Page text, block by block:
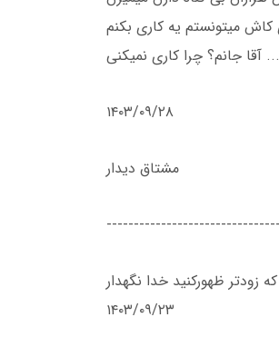
جانم؟ چرا کاری نمیکنی
۱۴۰۳/۰۹/۲۸
مشتاق دیدار
زود‌تر‌ ظهور‌کنید‌ خدا نگهدار
۱۴۰۳/۰۹/۲۳